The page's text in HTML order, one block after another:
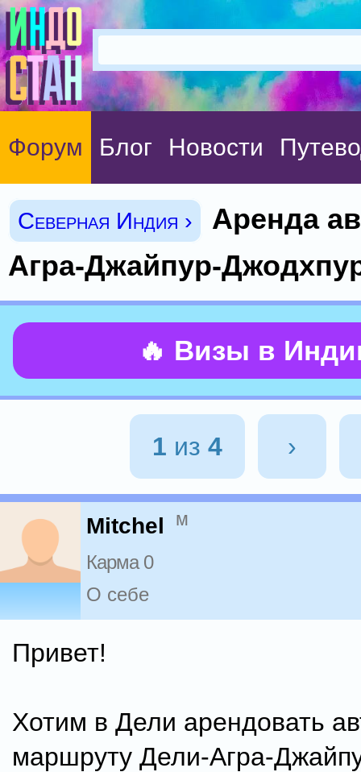
Форум Блог Новости
Северная Индия ›
Аренда
Агра-Джайпур-
🔥 Визы в
1 из 4 ›
Mitchel м
Карма 0
О себе
Привет!
Хотим в Дели арендовать
маршруту Дели-Агра-